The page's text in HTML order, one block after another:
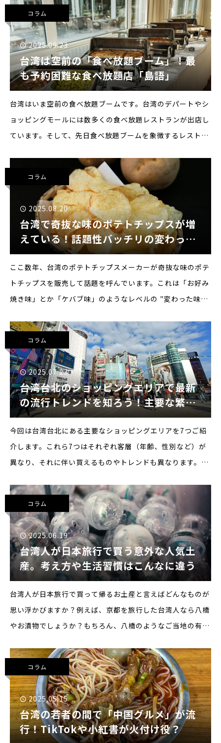
も特に台湾らしいものが、ドリンクスタンドのサブスクリプ
ションサー
コラム
2025.09.23
台湾は空前の「食べ放題ブーム」！最
も予約困難な食べ放題店「島語」
台湾はいま空前の食べ放題ブームです。台湾のデパートやシ
ョッピングモールには数多くの食べ放題レストランが出店し
ています。そして、先日食べ放題ブームを象徴するレストラ
す。もともと台北に1店舗だけあり
コラム
2025.08.20
台湾で奇抜な味のポテトチップスが増
えている！話題性バッチリの変わった
プロモーション
ここ数年、台湾のポテトチップスメーカーが奇抜な味のポテ
トチップスを販売して話題を呼んでいます。これは「お好み
焼き味」とか「ケバブ味」のようなレベルの "変わった味"
本当に奇抜な味がたくさん販売されているのです。また、こ
う
コラム
2025.07.23
台湾台北のショッピングエリアで最新
の流行トレンドを知ろう！主要な繁華
街の紹介
今回は台湾台北にある主要なショッピングエリアを7つご紹
介します。これら7つはそれぞれ客層（年齢、性別など）が
異なり、それに伴い買えるものやトレンドも異なります。台
れら7つのショッピングエリアについて調べてみると
コラム
2025.06.19
台湾人が日本旅行で買う意外な人気土
産。考え方や生活習慣はこんなに違う
台湾人が日本旅行で買って帰るお土産と言えばどんなものが
思い浮かびますか？例えば、京都を旅行した台湾人なら八橋
やお漬物でしょうか？もちろん、八橋のようなご当地の有名
本人が想像もしないものをお土産に買っていくことがありま
す。今
コラム
2025.05.15
台湾の若者の間で「中国グルメ」が流
行！TikTokや小紅書が火付け役？